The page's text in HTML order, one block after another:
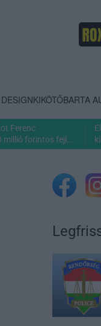
KIKÖTŐBARTA
Ferenc
forintos fejl...